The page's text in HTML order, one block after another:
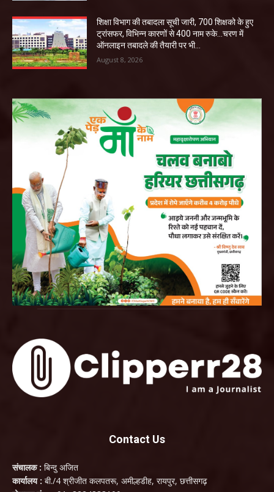
शिक्षा विभाग की तबादला सूची जारी, 700 शिक्षको के हुए
ट्रांसफर, विभिन्न कारणों से 400 नाम रुके…चरण में
ऑनलाइन तबादले की तैयारी पर भी...
August 8, 2026
Contact Us
संचालक : बिन्दु अजित
कार्यालय : बी./4 श्रीजीत कलपतरू, अमील्हडीह, रायपुर, छत्तीसगढ़